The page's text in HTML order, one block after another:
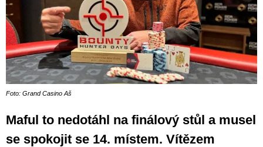
Foto: Grand Casino Aš
Maful to nedotáhl na finálový stůl a musel
se spokojit se 14. místem. Vítězem